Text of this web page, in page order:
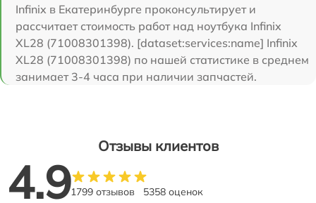
Infinix в Екатеринбурге проконсультирует и
рассчитает стоимость работ над ноутбука Infinix
XL28 (71008301398). [dataset:services:name] Infinix
XL28 (71008301398) по нашей статистике в среднем
занимает 3-4 часа при наличии запчастей.
Отзывы клиентов
4.91799 отзывов 5358 оценок